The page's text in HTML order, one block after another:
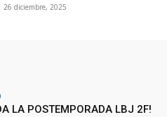
26 diciembre, 2025
LA POSTEMPORADA LBJ 2F!